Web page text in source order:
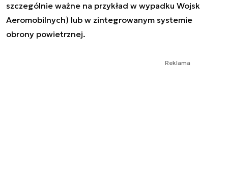
szczególnie ważne na przykład w wypadku Wojsk
Aeromobilnych) lub w zintegrowanym systemie
obrony powietrznej.
Reklama